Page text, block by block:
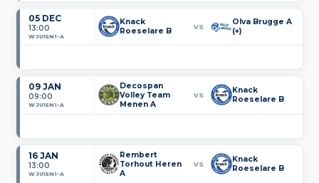
05 DEC
13:00
WJU15N1-A
Knack
Roeselare B
VS
Olva Brugge A
(+)
09 JAN
09:00
WJU15N1-A
Decospan
Volley Team
Menen A
VS
Knack
Roeselare B
16 JAN
13:00
WJU15N1-A
Rembert
Torhout Heren
A
VS
Knack
Roeselare B